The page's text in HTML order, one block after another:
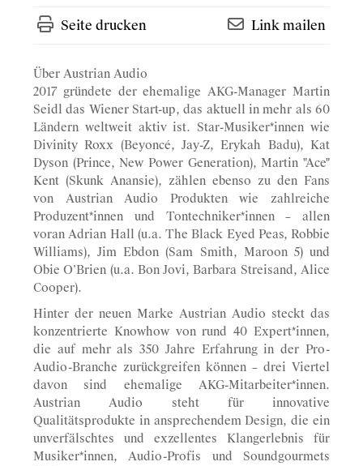
Seite drucken Link mailen
Über Austrian Audio
2017 gründete der ehemalige AKG-Manager Martin
Seidl das Wiener Start-up, das aktuell in mehr als 60
Ländern weltweit aktiv ist. Star-Musiker*innen wie
Divinity Roxx (Beyoncé, Jay-Z, Erykah Badu), Kat
Dyson (Prince, New Power Generation), Martin "Ace"
Kent (Skunk Anansie), zählen ebenso zu den Fans
von Austrian Audio Produkten wie zahlreiche
Produzent*innen und Tontechniker*innen – allen
voran Adrian Hall (u.a. The Black Eyed Peas, Robbie
Williams), Jim Ebdon (Sam Smith, Maroon 5) und
Obie O’Brien (u.a. Bon Jovi, Barbara Streisand, Alice
Cooper).
Hinter der neuen Marke Austrian Audio steckt das
konzentrierte Knowhow von rund 40 Expert*innen,
die auf mehr als 350 Jahre Erfahrung in der Pro-
Audio-Branche zurückgreifen können – drei Viertel
davon sind ehemalige AKG-Mitarbeiter*innen.
Austrian Audio steht für innovative
Qualitätsprodukte in ansprechendem Design, die ein
unverfälschtes und exzellentes Klangerlebnis für
Musiker*innen, Audio-Profis und Soundgourmets